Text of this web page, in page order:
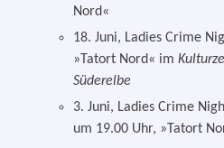
Nord«
18. Juni, Ladies Crime
»Tatort Nord« im
Süderelbe
3. Juni, Ladies Crime
um 19.00 Uhr, »Tatort